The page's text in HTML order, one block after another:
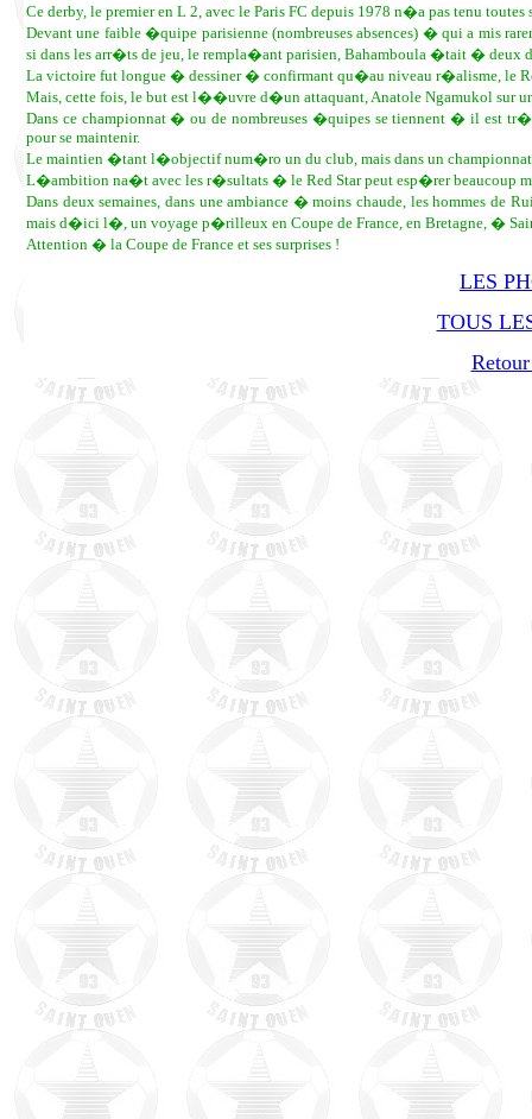
Ce derby, le premier en L 2, avec le Paris FC depuis 1978 n�a pas tenu
Devant une faible �quipe parisienne (nombreuses absences) � qui a mis
si dans les arr�ts de jeu, le rempla�ant parisien, Bahamboula �tait � deux
La victoire fut longue � dessiner � confirmant qu�au niveau r�alisme, le
Mais, cette fois, le but est l��uvre d�un attaquant, Anatole Ngamukol sur
Dans ce championnat � ou de nombreuses �quipes se tiennent � il est
pour se maintenir.
Le maintien �tant l�objectif num�ro un du club, mais dans un
L�ambition na�t avec les r�sultats � le Red Star peut esp�rer beaucoup
Dans deux semaines, dans une ambiance � moins chaude, les hommes
mais d�ici l�, un voyage p�rilleux en Coupe de France, en Bretagne, �
Attention � la Coupe de France et ses surprises !
LES
TOUS